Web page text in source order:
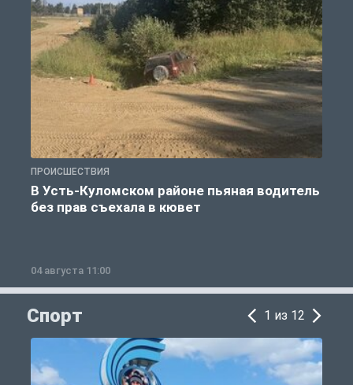
ПРОИСШЕСТВИЯ
В Усть-Куломском районе пьяная водитель
без прав съехала в кювет
04 августа 11:00
Спорт 1 из 12